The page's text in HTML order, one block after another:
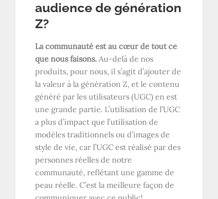
audience de génération
Z?
La communauté est au cœur de tout ce
que nous faisons. Au-delà de nos
produits, pour nous, il s’agit d’ajouter de
la valeur à la génération Z, et le contenu
généré par les utilisateurs (UGC) en est
une grande partie. L’utilisation de l’UGC
a plus d’impact que l’utilisation de
modèles traditionnels ou d’images de
style de vie, car l’UGC est réalisé par des
personnes réelles de notre
communauté, reflétant une gamme de
peau réelle. C’est la meilleure façon de